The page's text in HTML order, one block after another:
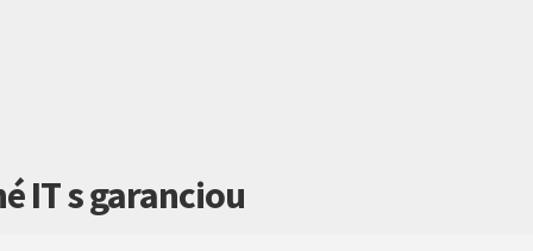
IT s garanciou